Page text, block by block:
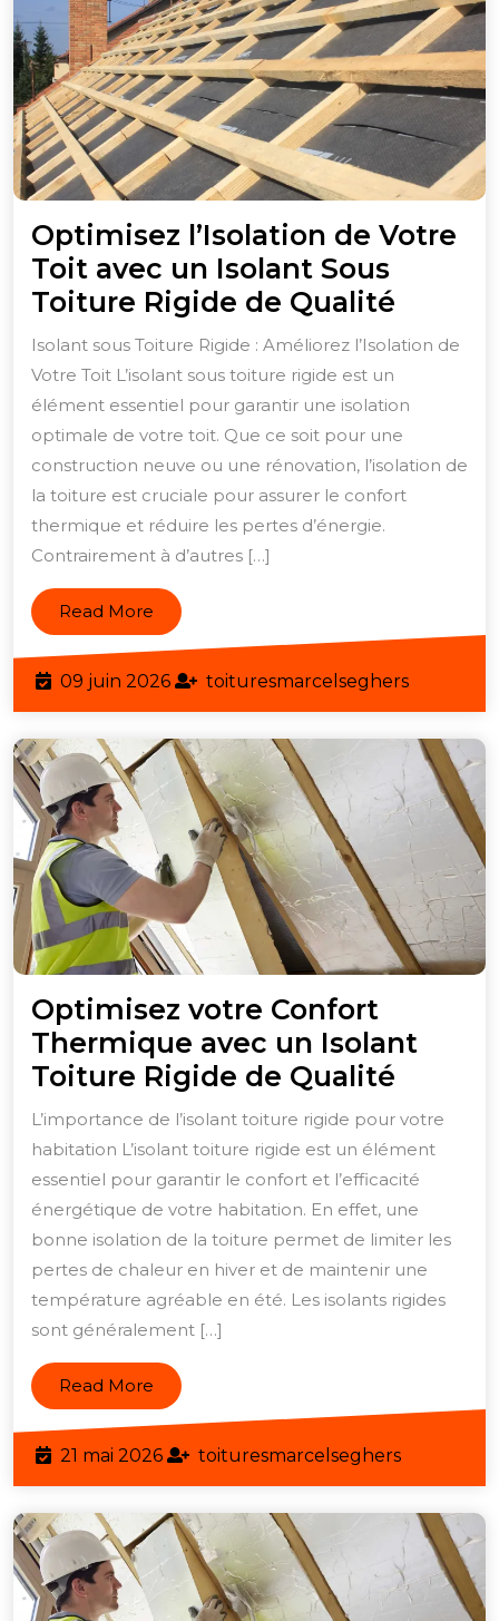
Optimisez l’Isolation de Votre
Toit avec un Isolant Sous
Toiture Rigide de Qualité
Votre
Toit
avec
un
Rigide
de
Isolant sous Toiture Rigide : Améliorez l’Isolation de
Votre Toit L’isolant sous toiture rigide est un
élément essentiel pour garantir une isolation
optimale de votre toit. Que ce soit pour une
construction neuve ou une rénovation, l’isolation de
la toiture est cruciale pour assurer le confort
thermique et réduire les pertes d’énergie.
Contrairement à d’autres […]
Read More Read
More
09 juin 202609
juin
2026
toituresmarcelseghers
Optimisez votre Confort
Thermique avec un Isolant
Toiture Rigide de Qualité
votre
avec
un
Isolant
Toiture
Qualité
L’importance de l’isolant toiture rigide pour votre
habitation L’isolant toiture rigide est un élément
essentiel pour garantir le confort et l’efficacité
énergétique de votre habitation. En effet, une
bonne isolation de la toiture permet de limiter les
pertes de chaleur en hiver et de maintenir une
température agréable en été. Les isolants rigides
sont généralement […]
Read More Read
More
21 mai 202621
mai
2026
toituresmarcelseghers